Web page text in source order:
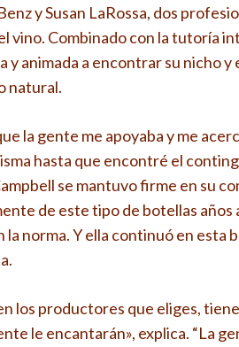
y Susan LaRossa, dos
vino. Combinado con la tutoría
y animada a encontrar su nicho
natural.
la gente me apoyaba y me
hasta que encontré el
se mantuvo firme en su
de este tipo de botellas
norma. Y ella continuó en esta
los productores que eliges,
le encantarán», explica. “La